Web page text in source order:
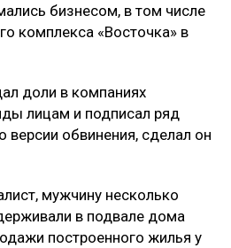
бизнесом, в том числе
комплекса «Восточка» в
доли в компаниях
лицам и подписал ряд
версии обвинения, сделал он
мужчину несколько
в подвале дома
построенного жилья у